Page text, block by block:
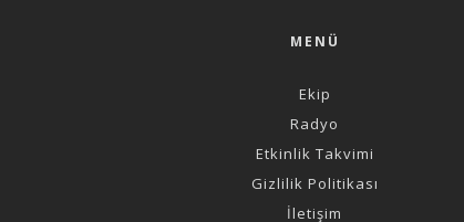
MENÜ
Ekip
Radyo
Etkinlik Takvimi
Gizlilik Politikası
İletişim